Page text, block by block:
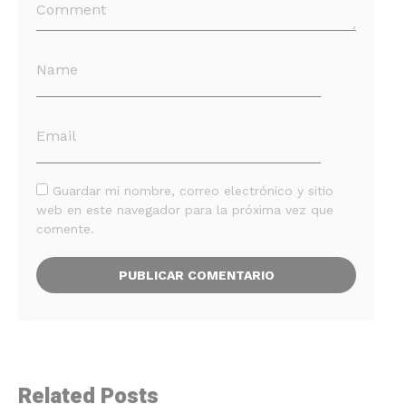
Guardar mi nombre, correo electrónico y sitio
web en este navegador para la próxima vez que
comente.
Related Posts